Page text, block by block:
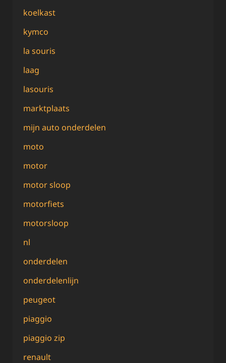
koelkast
kymco
la souris
laag
lasouris
marktplaats
mijn auto onderdelen
moto
motor
motor sloop
motorfiets
motorsloop
nl
onderdelen
onderdelenlijn
peugeot
piaggio
piaggio zip
renault